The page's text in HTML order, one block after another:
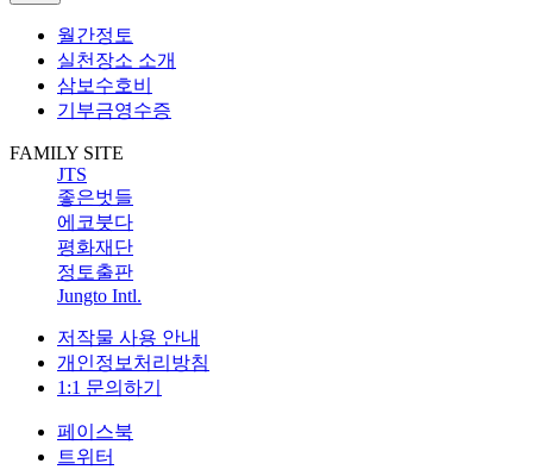
월간정토
실천장소 소개
삼보수호비
기부금영수증
FAMILY SITE
JTS
좋은벗들
에코붓다
평화재단
정토출판
Jungto Intl.
저작물 사용 안내
개인정보처리방침
1:1 문의하기
페이스북
트위터